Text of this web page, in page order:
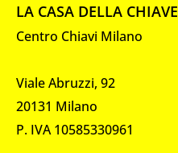
LA CASA DELLA CHIAVE
Centro Chiavi Milano
Viale Abruzzi, 92
20131 Milano
P. IVA 10585330961